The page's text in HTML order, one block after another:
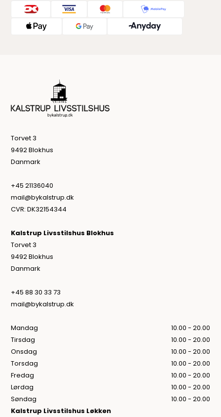
Torvet 3
9492 Blokhus
Danmark
+45 21136040
mail@bykalstrup.dk
CVR: DK32154344
Kalstrup Livsstilshus Blokhus
Torvet 3
9492 Blokhus
Danmark
+45 88 30 33 73
mail@bykalstrup.dk
Mandag
10.00 - 20.00
Tirsdag
10.00 - 20.00
Onsdag
10.00 - 20.00
Torsdag
10.00 - 20.00
Fredag
10.00 - 20.00
Lørdag
10.00 - 20.00
Søndag
10.00 - 20.00
Kalstrup Livsstilshus Løkken